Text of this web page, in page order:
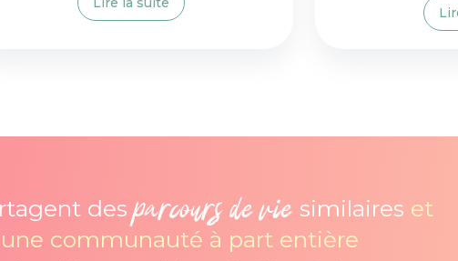
desparcours de vie similaires et
communauté à part entière